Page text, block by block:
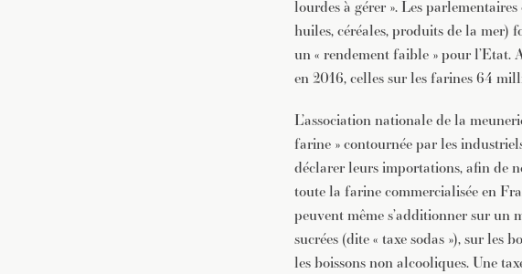
lourdes à gérer ». Les
huiles, céréales, produits de la mer)
un « rendement faible » pour l’Etat.
en 2016, celles sur les farines 64
L’association nationale de la
farine » contournée par les
déclarer leurs importations, afin de
toute la farine commercialisée en
peuvent même s’additionner sur un
sucrées (dite « taxe sodas »), sur les
les boissons non alcooliques. Une